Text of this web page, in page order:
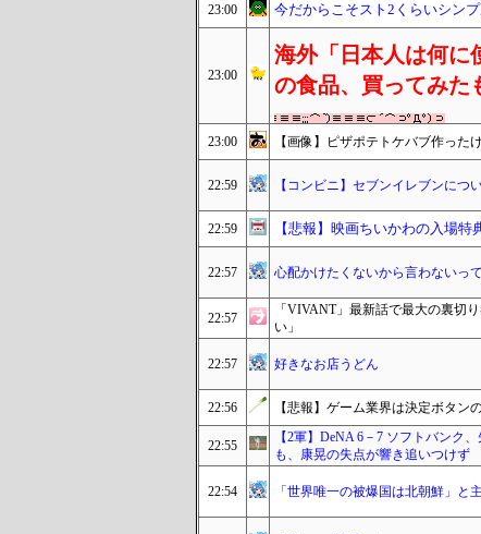
23:00 今だからこそスト2くらいシン
23:00
海外「日本人は何に
の食品、買ってみた
23:00 【画像】ピザポテトケバブ作った
22:59 【コンビニ】セブンイレブンにつ
22:59 【悲報】映画ちいかわの入場
22:57 心配かけたくないから言わないっ
22:57
「VIVANT」最新話で最大の裏切
い」
22:57 好きなお店うどん
22:56 【悲報】ゲーム業界は決定ボタン
22:55
【2軍】DeNA 6－7 ソフトバンク
も、康晃の失点が響き追いつけず
22:54 「世界唯一の被爆国は北朝鮮」と